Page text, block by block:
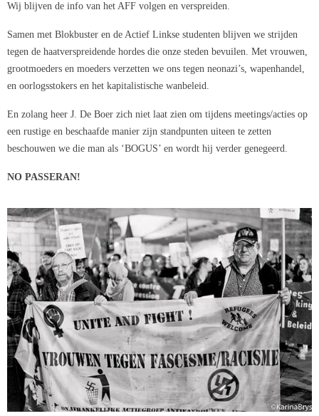
Wij blijven de info van het AFF volgen en verspreiden.
Samen met Blokbuster en de Actief Linkse studenten blijven we strijden
tegen de haatverspreidende hordes die onze steden bevuilen. Met vrouwen,
grootmoeders en moeders verzetten we ons tegen neonazi’s, wapenhandel,
en oorlogsstokers en het kapitalistische wanbeleid.
En zolang heer J. De Boer zich niet laat zien om tijdens meetings/acties op
een rustige en beschaafde manier zijn standpunten uiteen te zetten
beschouwen we die man als ‘BOGUS’ en wordt hij verder genegeerd.
NO PASSERAN!